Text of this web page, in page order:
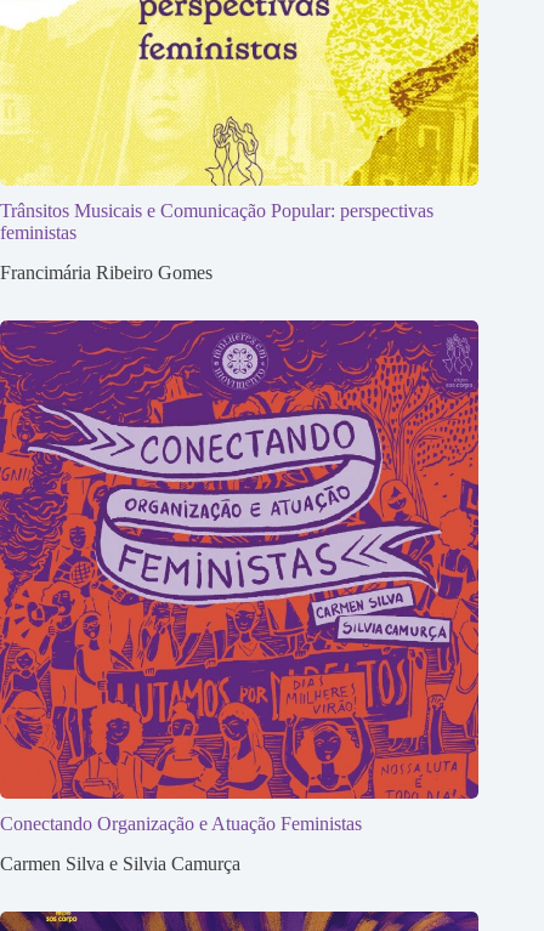
Trânsitos Musicais e Comunicação Popular: perspectivas
feministas
Francimária Ribeiro Gomes
Conectando Organização e Atuação Feministas
Carmen Silva e Silvia Camurça